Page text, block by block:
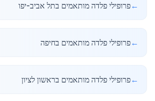
←פרופילי פלדה מותאמים בתל אביב-יפו
←פרופילי פלדה מותאמים בחיפה
←פרופילי פלדה מותאמים בראשון לציון